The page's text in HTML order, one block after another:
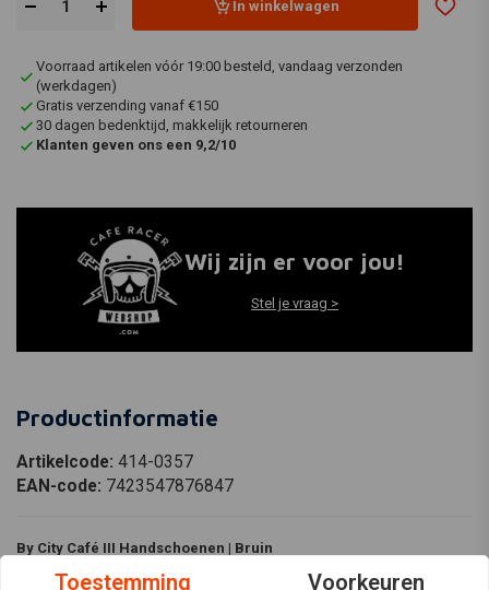
In winkelwagen
Voorraad artikelen vóór 19:00 besteld, vandaag verzonden
(werkdagen)
Gratis verzending vanaf €150
30 dagen bedenktijd, makkelijk retourneren
Klanten geven ons een 9,2/10
Wij zijn er voor jou!
Stel je vraag >
Productinformatie
Artikelcode: 414-0357
EAN-code: 7423547876847
By City Café III Handschoenen | Bruin
Toestemming Voorkeuren